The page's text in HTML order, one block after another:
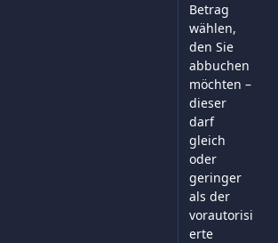
Betrag
wählen,
den Sie
abbuchen
möchten –
dieser
darf
gleich
oder
geringer
als der
vorautorisi
erte